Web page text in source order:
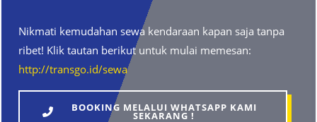
Nikmati kemudahan sewa kendaraan kapan saja tanpa
ribet! Klik tautan berikut untuk mulai memesan:
http://transgo.id/sewa
BOOKING MELALUI WHATSAPP KAMI
SEKARANG !